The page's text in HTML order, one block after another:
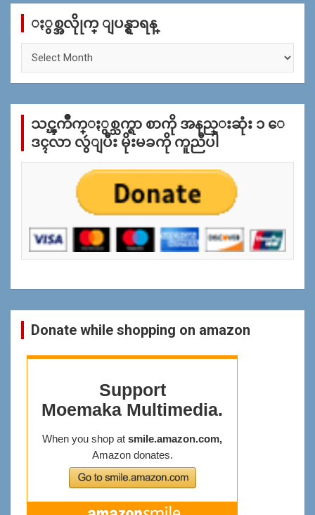
c
ႏွစ္အလိုုက္ ျပန္ရွာရန္
က္
န္
သင္ၾကိဳက္ႏွစ္သက္ရာ စာကို အနည္းဆုံး ၁ ေ
ဒၚလာ လွဴျပီး မိုးမခကို ကူညီပါ
Donate while shopping on amazon